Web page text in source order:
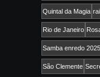
Quintal da Magia
Rio de Janeiro
Samba enredo 2025
São Clemente